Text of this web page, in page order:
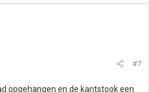
#7
opgehangen en de kantstook een